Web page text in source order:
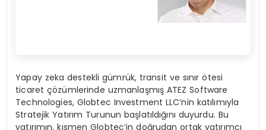
Yapay zeka destekli gümrük, transit ve sınır ötesi
ticaret çözümlerinde uzmanlaşmış ATEZ Software
Technologies, Globtec Investment LLC’nin katılımıyla
Stratejik Yatırım Turunun başlatıldığını duyurdu. Bu
yatırımın, kısmen Globtec’in doğrudan ortak yatırımcı